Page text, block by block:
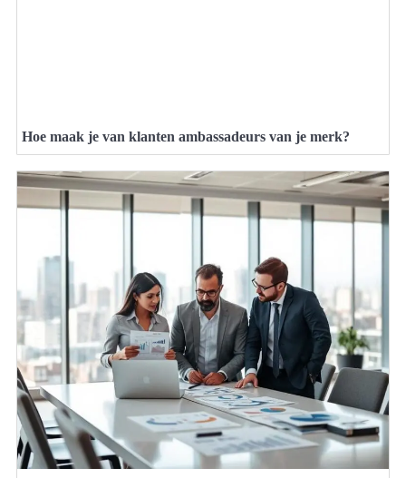
Hoe maak je van klanten ambassadeurs van je merk?